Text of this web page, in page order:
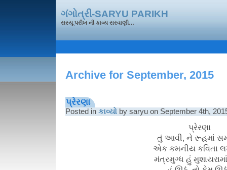
ગંગોત્રી-SARYU PARIKH
સરયૂ પરીખ ની કાવ્ય સરવાણી…
Archive for September, 2015
પ્રેરણા
Posted in કાવ્યો by saryu on September 4th,
પ્રેરણા
તું આવી, ને રૂહમાં
એક કમનીય કવિતા
મંત્રમુગ્ધ હું